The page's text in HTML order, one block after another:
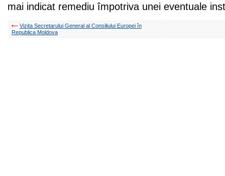
mai indicat remediu împotriva unei eventuale
Vizita Secretarului General al Consiliului Europei în
Republica Moldova